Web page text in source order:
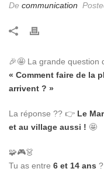
De communication
🎉🤩 La grande question
« Comment faire de la
arrivent ? »
La réponse ?? 👉 Le
et au village aussi ! 🤩
🧩🎮👗
Tu as entre 6 et 14 ans ?